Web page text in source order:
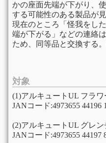
かの座面先端が下がり、
する可能性のある製品が見
現在のところ「怪我をし
端が下がる」などの連絡
ため、同等品と交換する
対象
(1)アルキュートUL フラワ
JANコード:4973655 44196 1
(2)アルキュートUL グレ
JANコード:4973655 44197